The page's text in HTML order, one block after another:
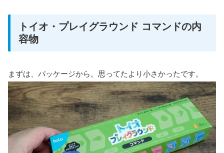
トイオ・プレイグラウンド コマンドの内
容物
まずは、パッケージから。思ってたより小さかったです。